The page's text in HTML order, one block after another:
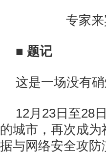
专家
■ 题记
这是一场没有硝
12月23日至28
的城市，再次成为
据与网络安全攻防